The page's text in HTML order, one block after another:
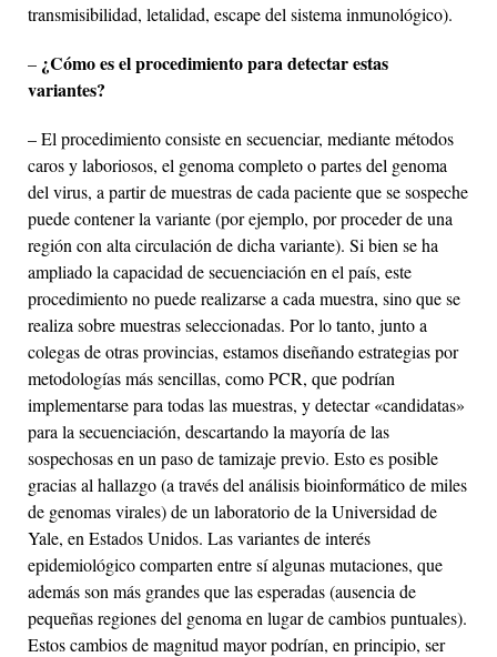
transmisibilidad, letalidad, escape del sistema inmunológico).
– ¿Cómo es el procedimiento para detectar estas
variantes?
– El procedimiento consiste en secuenciar, mediante métodos
caros y laboriosos, el genoma completo o partes del genoma
del virus, a partir de muestras de cada paciente que se sospeche
puede contener la variante (por ejemplo, por proceder de una
región con alta circulación de dicha variante). Si bien se ha
ampliado la capacidad de secuenciación en el país, este
procedimiento no puede realizarse a cada muestra, sino que se
realiza sobre muestras seleccionadas. Por lo tanto, junto a
colegas de otras provincias, estamos diseñando estrategias por
metodologías más sencillas, como PCR, que podrían
implementarse para todas las muestras, y detectar «candidatas»
para la secuenciación, descartando la mayoría de las
sospechosas en un paso de tamizaje previo. Esto es posible
gracias al hallazgo (a través del análisis bioinformático de miles
de genomas virales) de un laboratorio de la Universidad de
Yale, en Estados Unidos. Las variantes de interés
epidemiológico comparten entre sí algunas mutaciones, que
además son más grandes que las esperadas (ausencia de
pequeñas regiones del genoma en lugar de cambios puntuales).
Estos cambios de magnitud mayor podrían, en principio, ser